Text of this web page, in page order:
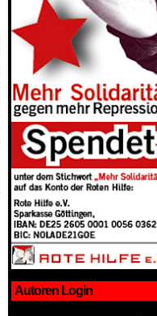
Autoren Login